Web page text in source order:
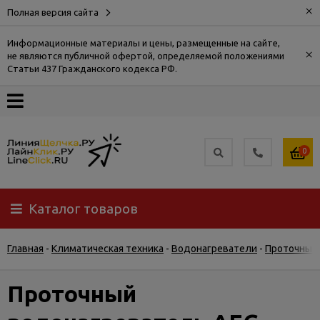
Полная версия сайта ×
Информационные материалы и цены, размещенные на сайте,
не являются публичной офертой, определяемой положениями
Статьи 437 Гражданского кодекса РФ.
×
О
Доставка
Самовывоз
Гарантия
0
Каталог товаров
Главная - Климатическая техника - Водонагреватели - Проточные
Проточный